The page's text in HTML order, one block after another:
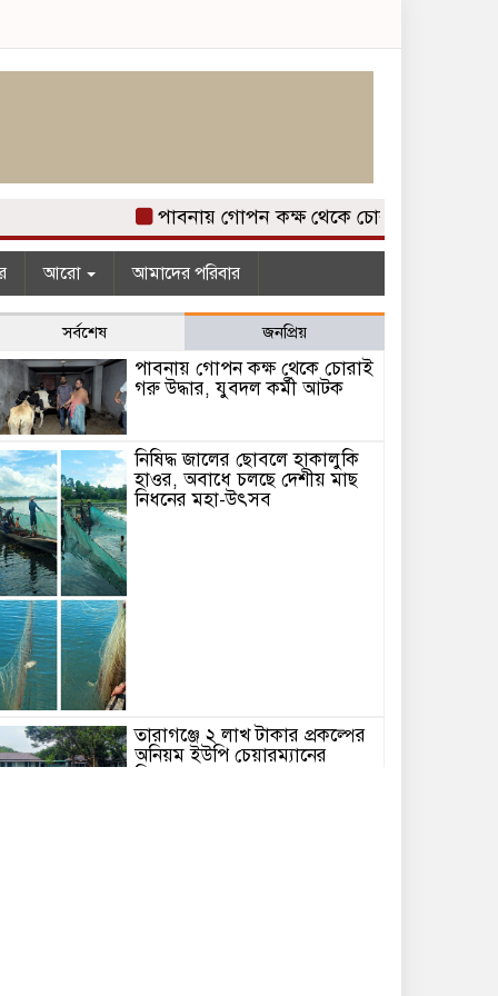
পাবনায় গোপন কক্ষ থেকে চোরাই গরু উদ্ধার,
আরো আমাদের পরিবার
সর্বশেষ জনপ্রিয়
পাবনায় গোপন কক্ষ থেকে চোরাই
গরু উদ্ধার, যুবদল কর্মী আটক
নিষিদ্ধ জালের ছোবলে হাকালুকি
হাওর, অবাধে চলছে দেশীয় মাছ
নিধনের মহা-উৎসব
তারাগঞ্জে ২ লাখ টাকার প্রকল্পের
অনিয়ম ইউপি চেয়ারম্যানের